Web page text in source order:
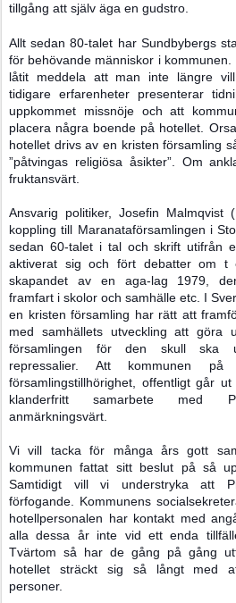
tillgång att själv äga en gudstro.
Allt sedan 80-talet har Sundbybergs
för behövande människor i
låtit meddela att man inte längre
tidigare erfarenheter presenterar
uppkommet missnöje och att
placera några boende på hotellet.
hotellet drivs av en kristen församling
”påtvingas religiösa åsikter”. Om
fruktansvärt.
Ansvarig politiker, Josefin Malmqvist
koppling till Maranataförsamlingen i
sedan 60-talet i tal och skrift utifrån
aktiverat sig och fört debatter om t
skapandet av en aga-lag 1979,
framfart i skolor och samhälle etc. I
en kristen församling har rätt att
med samhällets utveckling att göra
församlingen för den skull ska
repressalier. Att kommunen
församlingstillhörighet, offentligt går
klanderfritt samarbete med
anmärkningsvärt.
Vi vill tacka för många års gott
kommunen fattat sitt beslut på så
Samtidigt vill vi understryka att
förfogande. Kommunens
hotellpersonalen har kontakt med
alla dessa år inte vid ett enda
Tvärtom så har de gång på gång
hotellet sträckt sig så långt med
personer.